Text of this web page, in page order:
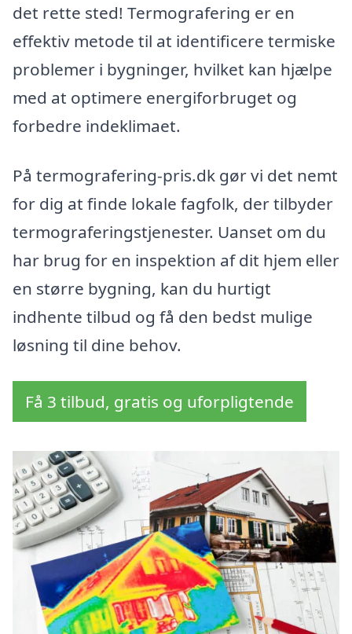
det rette sted! Termografering er en
effektiv metode til at identificere termiske
problemer i bygninger, hvilket kan hjælpe
med at optimere energiforbruget og
forbedre indeklimaet.
På termografering-pris.dk gør vi det nemt
for dig at finde lokale fagfolk, der tilbyder
termograferingstjenester. Uanset om du
har brug for en inspektion af dit hjem eller
en større bygning, kan du hurtigt
indhente tilbud og få den bedst mulige
løsning til dine behov.
Få 3 tilbud, gratis og uforpligtende